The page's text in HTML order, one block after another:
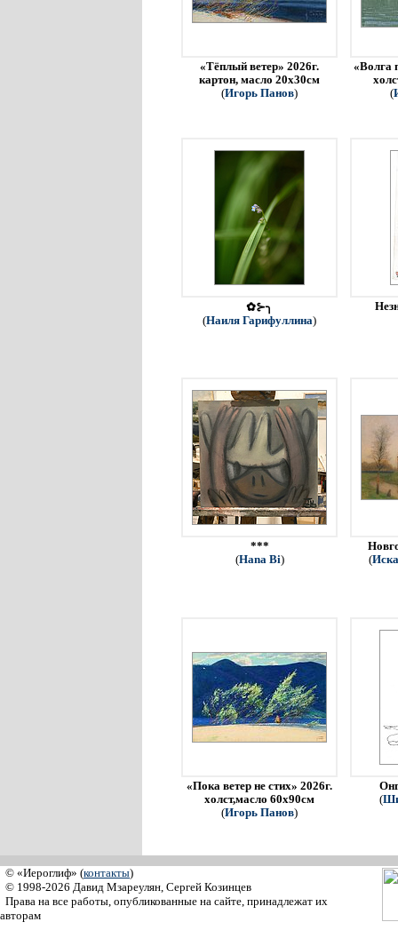
«Тёплый ветер» 2026г.
картон, масло 20х30см
(Игорь Панов)
«Волга
(
✿⊱╮
(Наиля Гарифуллина)
***
(Hana Bi)
(
«Пока ветер не стих» 2026г.
холст,масло 60х90см
(Игорь Панов)
(
© «Иероглиф» (контакты)
© 1998-2026 Давид Мзареулян, Сергей Козинцев
Права на все работы, опубликованные на сайте, принадлежат их
авторам